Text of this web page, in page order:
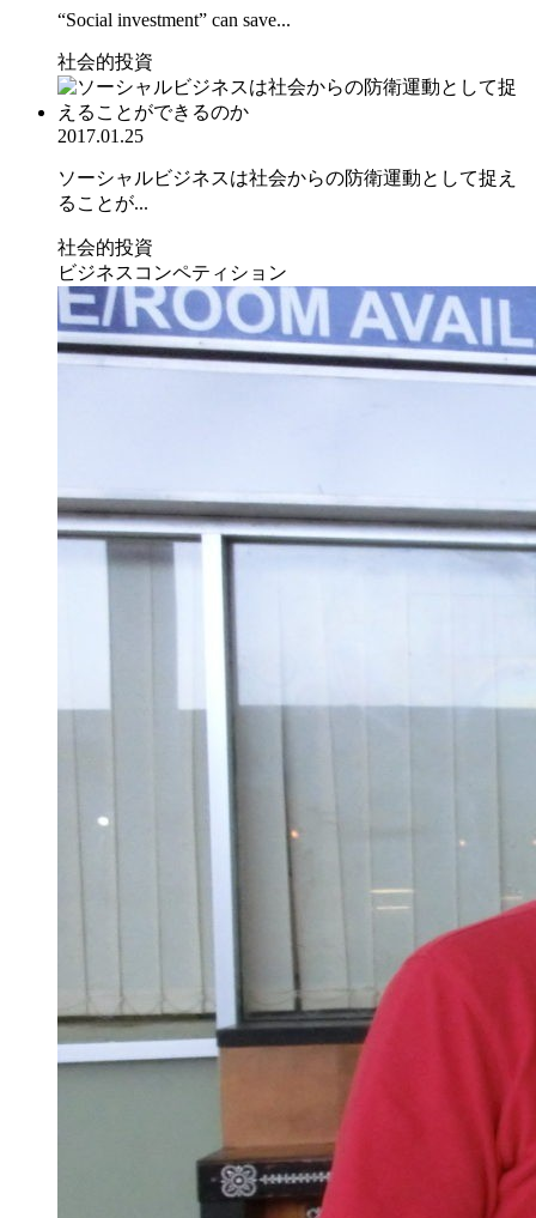
“Social investment” can save...
社会的投資
2017.01.25
ソーシャルビジネスは社会からの防衛運動として捉え
ることが...
社会的投資
ビジネスコンペティション